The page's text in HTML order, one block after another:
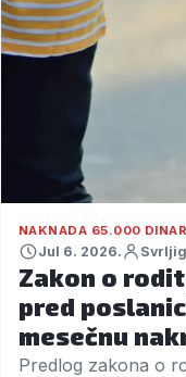
NAKNADA 65.000
Jul 6. 2026.
Zakon o
pred
mesečnu
Predlog zakona o